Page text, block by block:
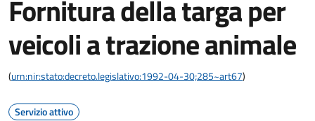
Fornitura della targa per
veicoli a trazione animale
(urn:nir:stato:decreto.legislativo:1992-04-30;285~art67)
Servizio attivo